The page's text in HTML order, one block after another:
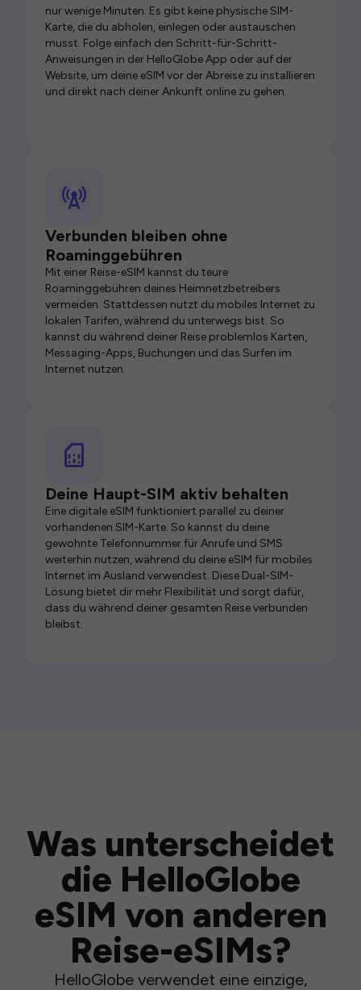
nur wenige Minuten. Es gibt keine physische SIM-
Karte, die du abholen, einlegen oder austauschen
musst. Folge einfach den Schritt-für-Schritt-
Anweisungen in der HelloGlobe App oder auf der
Website, um deine eSIM vor der Abreise zu installieren
und direkt nach deiner Ankunft online zu gehen.
Verbunden bleiben ohne
Roaminggebühren
Mit einer Reise-eSIM kannst du teure
Roaminggebühren deines Heimnetzbetreibers
vermeiden. Stattdessen nutzt du mobiles Internet zu
lokalen Tarifen, während du unterwegs bist. So
kannst du während deiner Reise problemlos Karten,
Messaging-Apps, Buchungen und das Surfen im
Internet nutzen.
Deine Haupt-SIM aktiv behalten
Eine digitale eSIM funktioniert parallel zu deiner
vorhandenen SIM-Karte. So kannst du deine
gewohnte Telefonnummer für Anrufe und SMS
weiterhin nutzen, während du deine eSIM für mobiles
Internet im Ausland verwendest. Diese Dual-SIM-
Lösung bietet dir mehr Flexibilität und sorgt dafür,
dass du während deiner gesamten Reise verbunden
bleibst.
Was unterscheidet
die HelloGlobe
eSIM von anderen
Reise-eSIMs?
HelloGlobe verwendet eine einzige,